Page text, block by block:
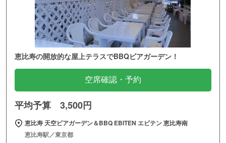
恵比寿の開放的な屋上テラスでBBQビアガーデン！
空席確認・予約
平均予算 3,500円
恵比寿 天空ビアガーデン＆BBQ EBITEN エビテン 恵比寿南
恵比寿駅／東京都